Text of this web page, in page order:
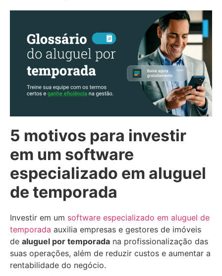
5 motivos para investir
em um software
especializado em aluguel
de temporada
Investir em um software especializado em aluguel de
temporada auxilia empresas e gestores de imóveis
de aluguel por temporada na profissionalização das
suas operações, além de reduzir custos e aumentar a
rentabilidade do negócio.